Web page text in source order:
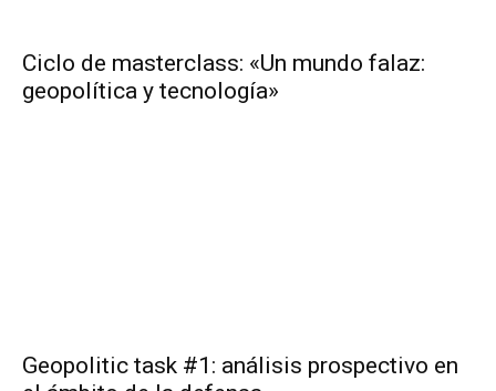
Ciclo de masterclass: «Un mundo falaz:
geopolítica y tecnología»
Geopolitic task #1: análisis prospectivo en